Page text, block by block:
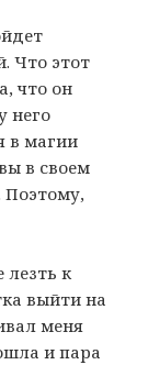
Что этот
что он
него
в магии
в своем
Поэтому,
к
выйти на
меня
и пара